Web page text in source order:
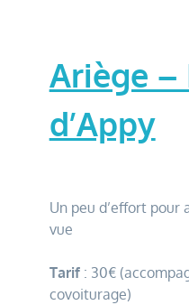
Ariège –
d’Appy
Un peu d’effort
vue
Tarif: 30€
covoiturage)